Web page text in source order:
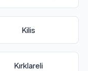
Kilis
Kırklareli